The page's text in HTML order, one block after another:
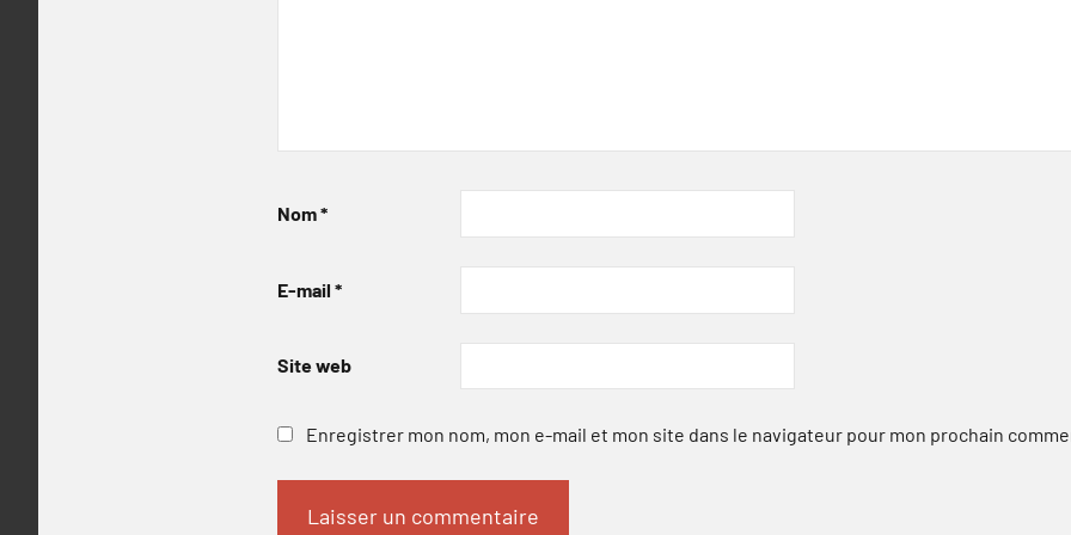
Nom*
E-mail *
Site web
Enregistrer mon nom, mon e-mail et mon site dans le navigateur pour mon prochain